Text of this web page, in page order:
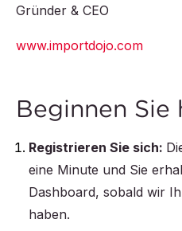
Gründer & CEO
www.importdojo.com
Beginnen Sie
Registrieren Sie sich:
eine Minute und Sie
Dashboard, sobald wir
haben.